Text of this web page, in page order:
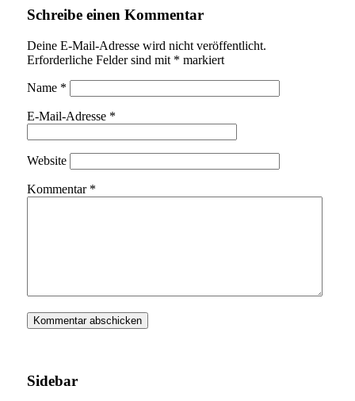
Schreibe einen Kommentar
Deine E-Mail-Adresse wird nicht veröffentlicht.
Erforderliche Felder sind mit * markiert
Name *
E-Mail-Adresse *
Website
Kommentar *
Sidebar